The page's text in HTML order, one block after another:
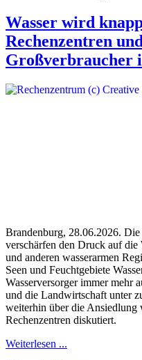
Wasser wird
Rechenzentren
Großverbraucher
Brandenburg, 28.06.2026.
verschärfen den Druck auf die
und anderen wasserarmen
Seen und Feuchtgebiete
Wasserversorger immer mehr
und die Landwirtschaft unter
weiterhin über die Ansiedlung
Rechenzentren diskutiert.
Weiterlesen ...